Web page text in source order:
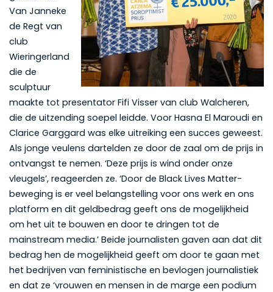
Van Janneke
de Regt van
club
Wieringerland
die de
sculptuur
maakte tot presentator Fifi Visser van club Walcheren,
die de uitzending soepel leidde. Voor Hasna El Maroudi en
Clarice Garggard was elke uitreiking een succes geweest.
Als jonge veulens dartelden ze door de zaal om de prijs in
ontvangst te nemen. ‘Deze prijs is wind onder onze
vleugels’, reageerden ze. ‘Door de Black Lives Matter-
beweging is er veel belangstelling voor ons werk en ons
platform en dit geldbedrag geeft ons de mogelijkheid
om het uit te bouwen en door te dringen tot de
mainstream media.’ Beide journalisten gaven aan dat dit
bedrag hen de mogelijkheid geeft om door te gaan met
het bedrijven van feministische en bevlogen journalistiek
en dat ze ‘vrouwen en mensen in de marge een podium